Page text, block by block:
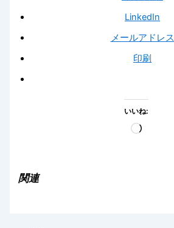
LinkedIn
メールアドレス
印刷
いいね:
読
関連